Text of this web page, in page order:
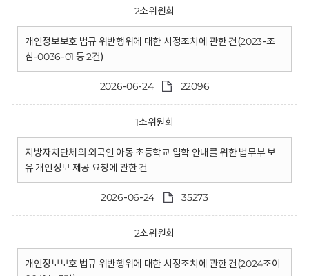
2소위원회
개인정보보호 법규 위반행위에 대한 시정조치에 관한 건(2023-조
삼-0036-01 등 2건)
2026-06-24 22096
1소위원회
지방자치단체의 외국인 아동 초등학교 입학 안내를 위한 법무부 보
유 개인정보 제공 요청에 관한 건
2026-06-24 35273
2소위원회
개인정보보호 법규 위반행위에 대한 시정조치에 관한 건(2024조이